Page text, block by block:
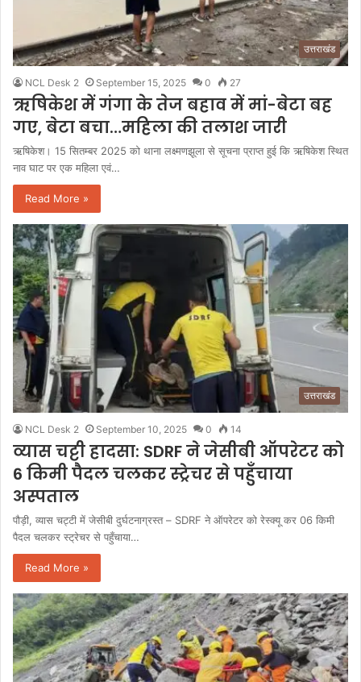
उत्तराखंड
NCL Desk 2 September 15, 2025 0 27
ऋषिकेश में गंगा के तेज बहाव में मां-बेटा बह
गए, बेटा बचा…महिला की तलाश जारी
ऋषिकेश। 15 सितम्बर 2025 को थाना लक्ष्मणझूला से सूचना प्राप्त हुई कि ऋषिकेश स्थित
नाव घाट पर एक महिला एवं…
Read More »
उत्तराखंड
NCL Desk 2 September 10, 2025 0 14
व्यास चट्टी हादसा: SDRF ने जेसीबी ऑपरेटर को
6 किमी पैदल चलकर स्ट्रेचर से पहुँचाया
अस्पताल
पौड़ी, व्यास चट्टी में जेसीबी दुर्घटनाग्रस्त – SDRF ने ऑपरेटर को रेस्क्यू कर 06 किमी
पैदल चलकर स्ट्रेचर से पहुँचाया…
Read More »